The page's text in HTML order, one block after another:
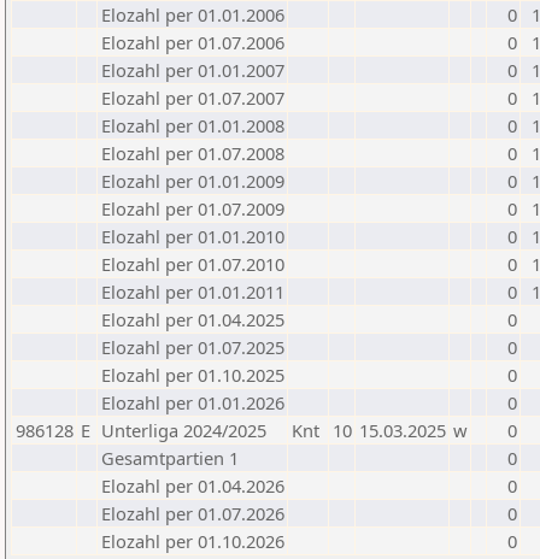
Elozahl per 01.01.2006
0
Elozahl per 01.07.2006
0
Elozahl per 01.01.2007
0
Elozahl per 01.07.2007
0
Elozahl per 01.01.2008
0
Elozahl per 01.07.2008
0
Elozahl per 01.01.2009
0
Elozahl per 01.07.2009
0
Elozahl per 01.01.2010
0
Elozahl per 01.07.2010
0
Elozahl per 01.01.2011
0
Elozahl per 01.04.2025
0
Elozahl per 01.07.2025
0
Elozahl per 01.10.2025
0
Elozahl per 01.01.2026
0
986128 E Unterliga 2024/2025 Knt 10 15.03.2025 w
0
Gesamtpartien 1
0
Elozahl per 01.04.2026
0
Elozahl per 01.07.2026
0
Elozahl per 01.10.2026
0